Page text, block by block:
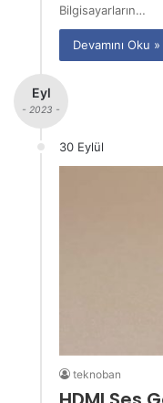
Bilgisayarların…
Devamını Oku »
Eyl
- 2023 -
30 Eylül
teknoban